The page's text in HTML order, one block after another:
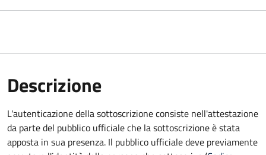
Descrizione
L'autenticazione della sottoscrizione consiste nell'attestazione
da parte del pubblico ufficiale che la sottoscrizione è stata
apposta in sua presenza. Il pubblico ufficiale deve previamente